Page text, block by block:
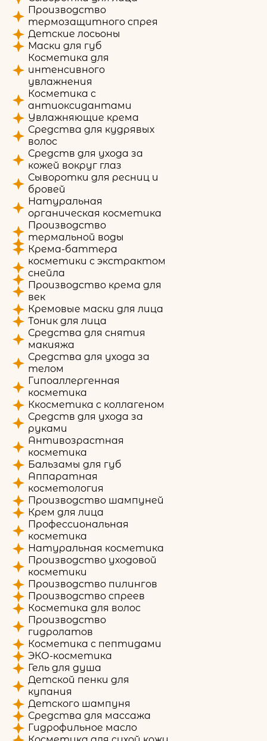
Производство
термозащитного спрея
Детские лосьоны
Маски для губ
Косметика для
интенсивного
увлажнения
Косметика с
антиоксидантами
Увлажняющие крема
Средства для кудрявых
волос
Средств для ухода за
кожей вокруг глаз
Сыворотки для ресниц и
бровей
Натуральная
органическая косметика
Производство
термальной воды
Крема-баттера
косметики с экстрактом
снейла
Производство крема для
век
Кремовые маски для лица
Тоник для лица
Средства для снятия
макияжа
Средства для ухода за
телом
Гипоаллергенная
косметика
Ккосметика с коллагеном
Средств для ухода за
руками
Антивозрастная
косметика
Бальзамы для губ
Аппаратная
косметология
Производство шампуней
Крем для лица
Профессиональная
косметика
Натуральная косметика
Производство уходовой
косметики
Производство пилингов
Производство спреев
Косметика для волос
Производство
гидролатов
Косметика с пептидами
ЭКО-косметика
Гель для душа
Детской пенки для
купания
Детского шампуня
Средства для массажа
Гидрофильное масло